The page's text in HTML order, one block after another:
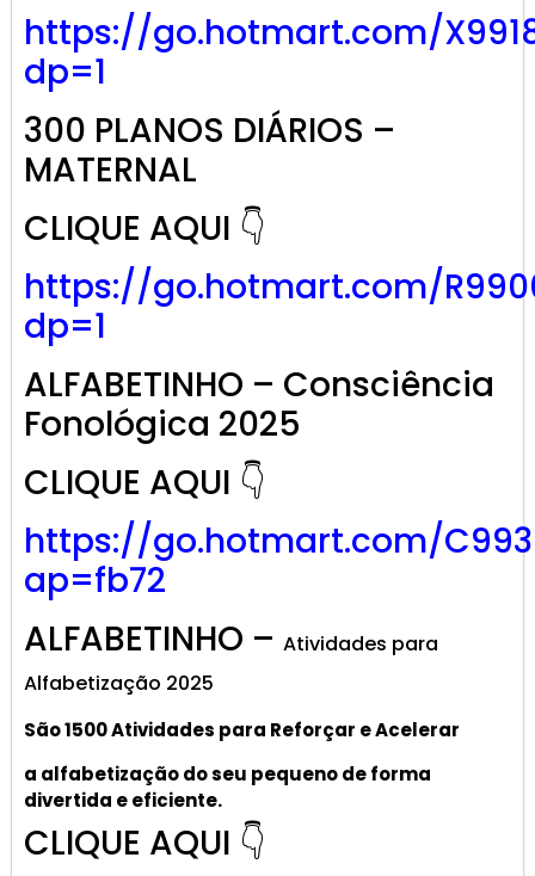
https://go.hotmart.com/
dp=1
300 PLANOS DIÁRIOS –
MATERNAL
CLIQUE AQUI 👇
https://go.hotmart.com/
dp=1
ALFABETINHO – Consciência
Fonológica 2025
CLIQUE AQUI 👇
https://go.hotmart.com/
ap=fb72
ALFABETINHO – Atividades para
Alfabetização 2025
São 1500 Atividades para Reforçar e Acelerar
a alfabetizaçãodo seu pequeno de forma
divertida e eficiente.
CLIQUE AQUI 👇